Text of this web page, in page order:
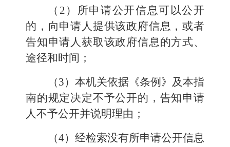
（2）所申请公开信息可以公开
的，向申请人提供该政府信息，或者
告知申请人获取该政府信息的方式、
途径和时间；
（3）本机关依据《条例》及本指
南的规定决定不予公开的，告知申请
人不予公开并说明理由；
（4）经检索没有所申请公开信息